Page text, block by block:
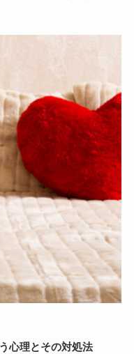
心理とその対処法